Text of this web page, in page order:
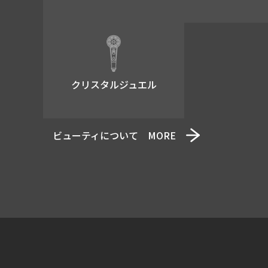
クリスタルジュエル
ビューティについて MORE